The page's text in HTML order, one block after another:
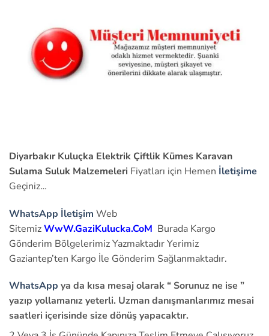
Diyarbakır Kuluçka Elektrik Çiftlik Kümes Karavan
Sulama Suluk Malzemeleri Fiyatları için Hemen İletişime
Geçiniz…
WhatsApp İletişim Web
SitemizWwW.GaziKulucka.CoM Burada Kargo
Gönderim Bölgelerimiz Yazmaktadır Yerimiz
Gaziantep’ten Kargo İle Gönderim Sağlanmaktadır.
WhatsApp ya da kısa mesaj olarak “ Sorunuz ne ise ”
yazıp yollamanız yeterli. Uzman danışmanlarımız mesai
saatleri içerisinde size dönüş yapacaktır.